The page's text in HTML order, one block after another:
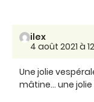
ilex
4 août 2021 à
Une jolie
mâtine... une jolie